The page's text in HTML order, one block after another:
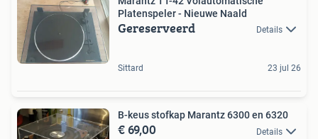
Platenspeler - Nieuwe Naald
Gereserveerd Details
Sittard 23 jul 26
B-keus stofkap Marantz 6300 en 6320
€ 69,00 Details